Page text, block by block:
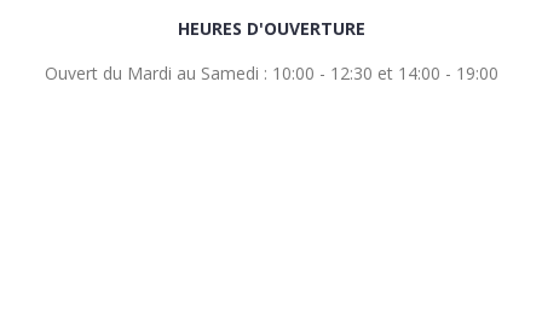
HEURES D'OUVERTURE
Ouvert du Mardi au Samedi : 10:00 - 12:30 et 14:00 - 19:00